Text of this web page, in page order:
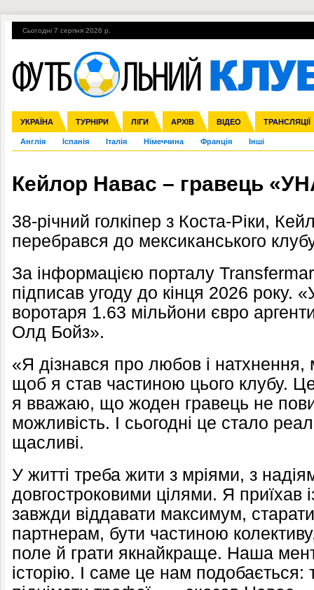
Сьогодні 7 серпня 2026 р.
УКРАЇНА ТУРНІРИ ЛІГИ АРХІВ ВІДЕО ТРАНСЛЯЦІЇ
Збірна Прем'єр-ліга Перша ліга Друга ліга Кубок України
Ліга чемпіонів Ліга Європи Міжнародні Ліга націй Ліга
Англія Іспанія Італія Німеччина Франція Інші
ЧС-2014 ЄВРО-2016 Росія Кубок конфедерацій ЧЄ-2015 (U-
Гарячі теми УПЛ, 1-й тур ВІЙНА УПЛ-ПЕРЕХОДИ
Кейлор Навас – гравець
38-річний голкіпер з Коста-Ріки,
перебрався до мексиканського
За інформацією порталу
підписав угоду до кінця 2026
воротаря 1.63 мільйони євро
Олд Бойз».
«Я дізнався про любов і
щоб я став частиною цього клубу.
я вважаю, що жоден гравець не
можливість. І сьогодні це стало
щасливі.
У житті треба жити з мріями, з
довгостроковими цілями. Я приїхав
завжди віддавати максимум,
партнерам, бути частиною
поле й грати якнайкраще. Наша
історію. І саме це нам подобається: